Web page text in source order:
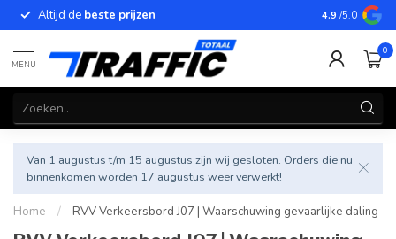
Altijd de beste prijzen Betrouwbare
4.9 /5.0
MENU
0
Van 1 augustus t/m 15 augustus zijn wij gesloten. Orders die nu
binnenkomen worden 17 augustus weer verwerkt!
Home / RVV Verkeersbord J07 | Waarschuwing gevaarlijke daling